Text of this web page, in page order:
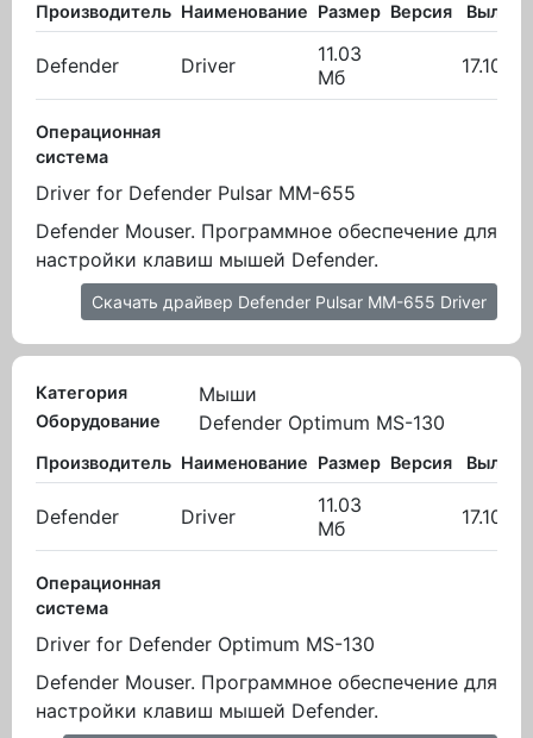
Производитель Наименование Размер Версия
Defender Driver
11.03
Мб
Операционная
система
Driver for Defender Pulsar MM-655
Defender Mouser. Программное обеспечение для
настройки клавиш мышей Defender.
Скачать драйвер Defender Pulsar MM-655 Driver
Категория Мыши
Оборудование Defender Optimum MS-130
Производитель Наименование Размер Версия
Defender Driver
11.03
Мб
Операционная
система
Driver for Defender Optimum MS-130
Defender Mouser. Программное обеспечение для
настройки клавиш мышей Defender.